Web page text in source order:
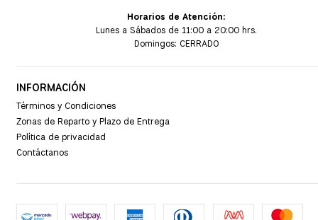
Horarios de Atención:
Lunes a Sábados de 11:00 a 20:00 hrs.
Domingos: CERRADO
INFORMACIÓN
Términos y Condiciones
Zonas de Reparto y Plazo de Entrega
Política de privacidad
Contáctanos